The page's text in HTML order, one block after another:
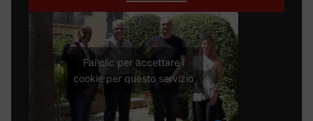
Fai clic per accettare i
cookie per questo servizio